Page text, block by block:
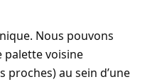
Nous pouvons
palette voisine
au sein d’une